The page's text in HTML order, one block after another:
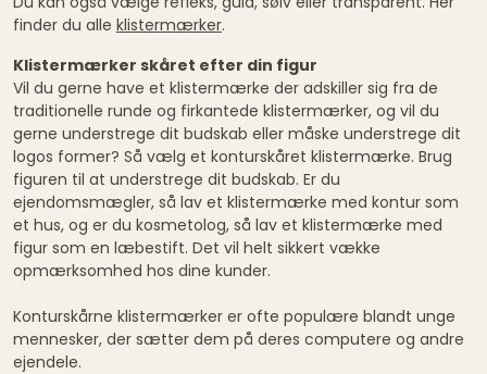
finder du alle klistermærker.
Klistermærker skåret efter din figur
Vil du gerne have et klistermærke der adskiller sig fra de
traditionelle runde og firkantede klistermærker, og vil du
gerne understrege dit budskab eller måske understrege dit
logos former? Så vælg et konturskåret klistermærke. Brug
figuren til at understrege dit budskab. Er du
ejendomsmægler, så lav et klistermærke med kontur som
et hus, og er du kosmetolog, så lav et klistermærke med
figur som en læbestift. Det vil helt sikkert vække
opmærksomhed hos dine kunder.
Konturskårne klistermærker er ofte populære blandt unge
mennesker, der sætter dem på deres computere og andre
ejendele.